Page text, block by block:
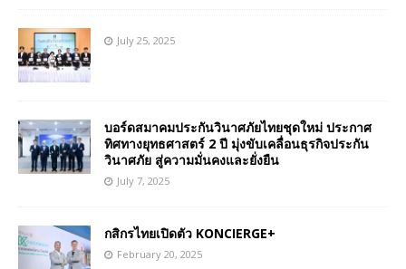
July 25, 2025
บอร์ดสมาคมประกันวินาศภัยไทยชุดใหม่ ประกาศ
ทิศทางยุทธศาสตร์ 2 ปี มุ่งขับเคลื่อนธุรกิจประกัน
วินาศภัย สู่ความมั่นคงและยั่งยืน
July 7, 2025
กสิกรไทยเปิดตัว KONCIERGE+
February 20, 2025